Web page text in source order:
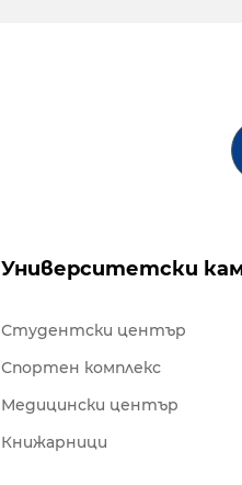
Университетски
Студентски център
Спортен комплекс
Медицински център
Книжарници